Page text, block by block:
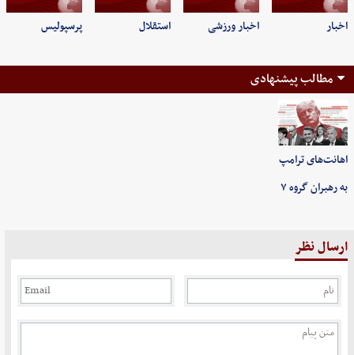
اخبار اخبار ورزشی استقلال پرسپولیس
مطالب پیشنهادی
اهانت‌های ترامپ
به رهبران گروه ۷
ارسال نظر